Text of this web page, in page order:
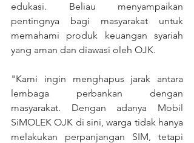
edukasi. Beliau menyampaikan
pentingnya bagi masyarakat untuk
memahami produk keuangan syariah
yang aman dan diawasi oleh OJK.
"Kami ingin menghapus jarak antara
lembaga perbankan dengan
masyarakat. Dengan adanya Mobil
SiMOLEK OJK di sini, warga tidak hanya
melakukan perpanjangan SIM, tetapi